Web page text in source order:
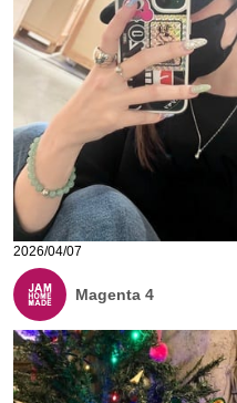
2026/04/07
Magenta 4